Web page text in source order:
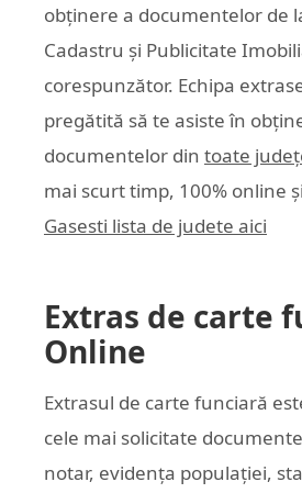
obținere a documentelor de
Cadastru și Publicitate
corespunzător. Echipa
pregătită să te asiste în
documentelor din toate
mai scurt timp, 100% online
Gasesti lista de judete aici
Extras de carte
Online
Extrasul de carte funciară
cele mai solicitate
notar, evidența populației,